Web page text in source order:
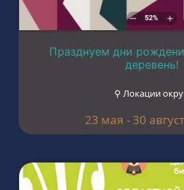
Празднуем дни
деревень!
⚲ Локации
23 мая - 30